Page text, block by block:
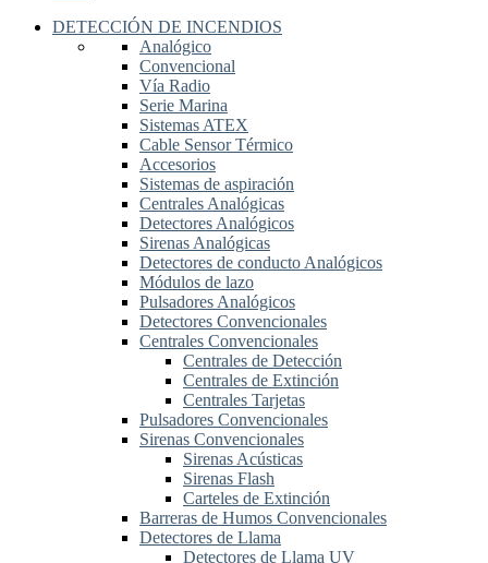
DETECCIÓN DE INCENDIOS
Analógico
Convencional
Vía Radio
Serie Marina
Sistemas ATEX
Cable Sensor Térmico
Accesorios
Sistemas de aspiración
Centrales Analógicas
Detectores Analógicos
Sirenas Analógicas
Detectores de conducto Analógicos
Módulos de lazo
Pulsadores Analógicos
Detectores Convencionales
Centrales Convencionales
Centrales de Detección
Centrales de Extinción
Centrales Tarjetas
Pulsadores Convencionales
Sirenas Convencionales
Sirenas Acústicas
Sirenas Flash
Carteles de Extinción
Barreras de Humos Convencionales
Detectores de Llama
Detectores de Llama UV